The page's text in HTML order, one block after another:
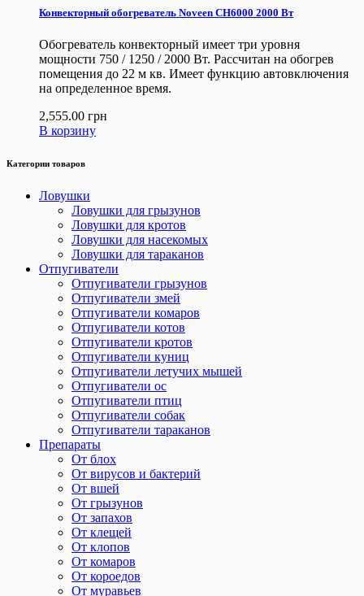
Конвекторный обогреватель Noveen CH6000 2000 Вт
Обогреватель конвекторный имеет три уровня
мощности 750 / 1250 / 2000 Вт. Рассчитан на обогрев
помещения до 22 м кв. Имеет функцию автовключения
на определенное время.
2,555.00 грн
В корзину
Категории товаров
Ловушки
Ловушки для грызунов
Ловушки для кротов
Ловушки для насекомых
Ловушки для тараканов
Отпугиватели
Отпугиватели грызунов
Отпугиватели змей
Отпугиватели комаров
Отпугиватели котов
Отпугиватели кротов
Отпугиватели куниц
Отпугиватели летучих мышей
Отпугиватели ос
Отпугиватели птиц
Отпугиватели собак
Отпугиватели тараканов
Препараты
От блох
От вирусов и бактерий
От вшей
От грызунов
От запахов
От клещей
От клопов
От комаров
От короедов
От муравьев